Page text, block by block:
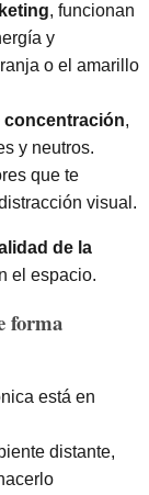
, funcionan
y
o el amarillo
,
y neutros.
que te
visual.
de la
el espacio.
forma
está en
distante,